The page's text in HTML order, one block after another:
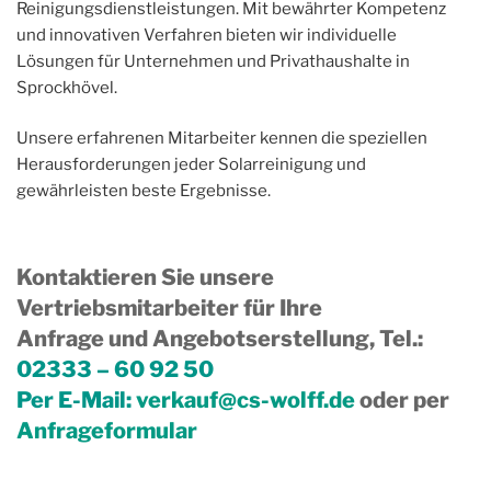
Reinigungsdienstleistungen. Mit bewährter Kompetenz
und innovativen Verfahren bieten wir individuelle
Lösungen für Unternehmen und Privathaushalte in
Sprockhövel.
Unsere erfahrenen Mitarbeiter kennen die speziellen
Herausforderungen jeder Solarreinigung und
gewährleisten beste Ergebnisse.
Kontaktieren Sie unsere
Vertriebsmitarbeiter für Ihre
Anfrage und Angebotserstellung, Tel.:
02333 – 60 92 50
Per E-Mail:verkauf@cs-wolff.deoder per
Anfrageformular